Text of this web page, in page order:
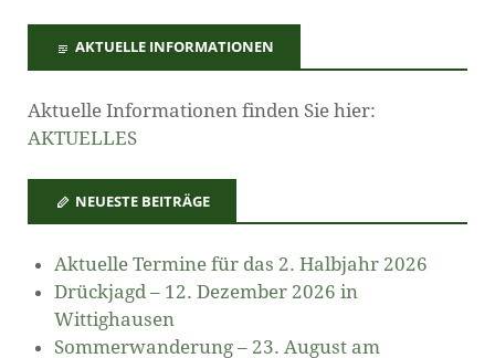
AKTUELLE INFORMATIONEN
Aktuelle Informationen finden Sie hier:
AKTUELLES
NEUESTE BEITRÄGE
Aktuelle Termine für das 2. Halbjahr 2026
Drückjagd – 12. Dezember 2026 in
Wittighausen
Sommerwanderung – 23. August am